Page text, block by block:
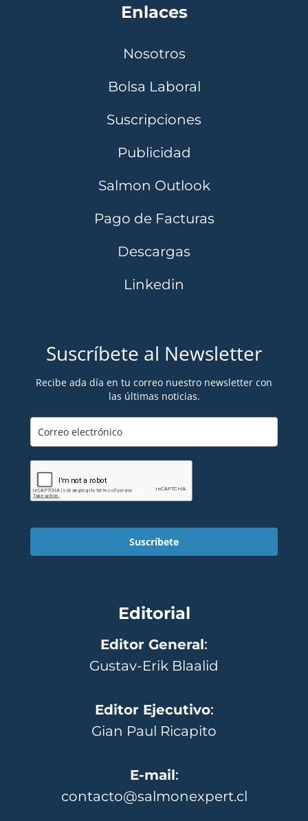
Enlaces
Nosotros
Bolsa Laboral
Suscripciones
Publicidad
Salmon Outlook
Pago de Facturas
Descargas
Linkedin
Suscríbete al Newsletter
Recibe ada día en tu correo nuestro newsletter con
las últimas noticias.
Suscríbete
Editorial
Editor General:
Gustav-Erik Blaalid
Editor Ejecutivo:
Gian Paul Ricapito
E-mail:
contacto@salmonexpert.cl